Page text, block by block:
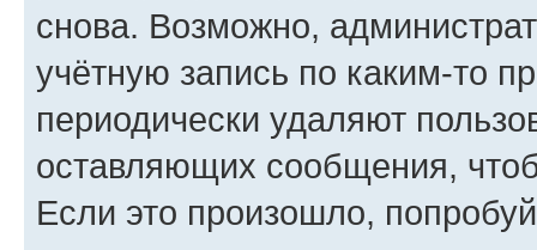
снова. Возможно,
учётную запись по каким-то
периодически удаляют
оставляющих сообщения,
Если это произошло,